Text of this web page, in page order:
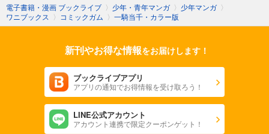
電子書籍・漫画 ブックライブ 〉 少年・青年マンガ 〉 少年マンガ 〉
ワニブックス 〉 コミックガム 〉 一騎当千・カラー版
新刊やお得な情報をお届けします！
ブックライブアプリ
アプリの通知でお得情報を受け取ろう！
LINE公式アカウント
アカウント連携で限定クーポンゲット！